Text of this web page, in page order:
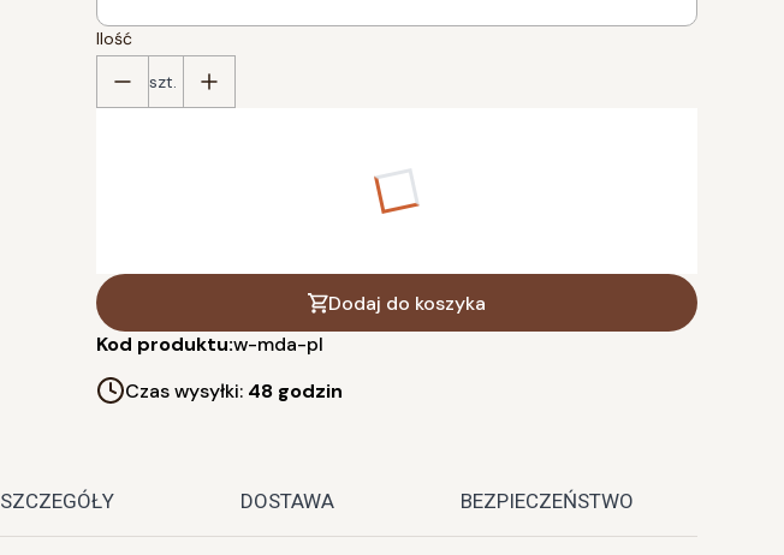
Ilość
szt.
podaj szer. ściany w cm (dodaj 5 cm)
Dodaj do koszyka
Kod produktu:w-mda-pl
Czas wysyłki: 48 godzin
SZCZEGÓŁY DOSTAWA BEZPIECZEŃSTWO